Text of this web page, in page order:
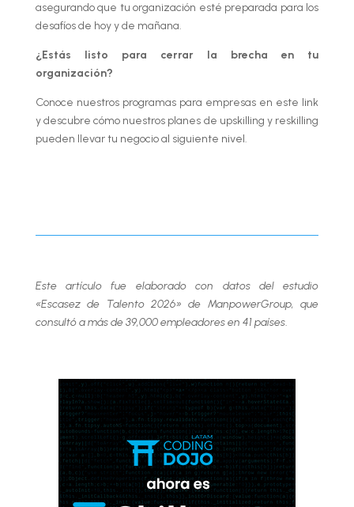
asegurando que tu organización esté preparada para los
desafíos de hoy y de mañana.
¿Estás listo para cerrar la brecha en tu
organización?
Conoce nuestros programas para empresas en este link
y descubre cómo nuestros planes de upskilling y reskilling
pueden llevar tu negocio al siguiente nivel.
Este artículo fue elaborado con datos del estudio
«Escasez de Talento 2026» de ManpowerGroup, que
consultó a más de 39,000 empleadores en 41 países.